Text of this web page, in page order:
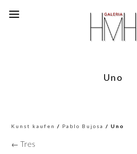
Uno
Kunst kaufen / Pablo Bujosa / Uno
← Tres